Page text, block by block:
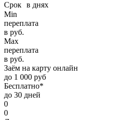
Срок в днях
Min
переплата
в руб.
Max
переплата
в руб.
Заём на карту онлайн
до 1 000 руб
Бесплатно*
до 30 дней
0
0